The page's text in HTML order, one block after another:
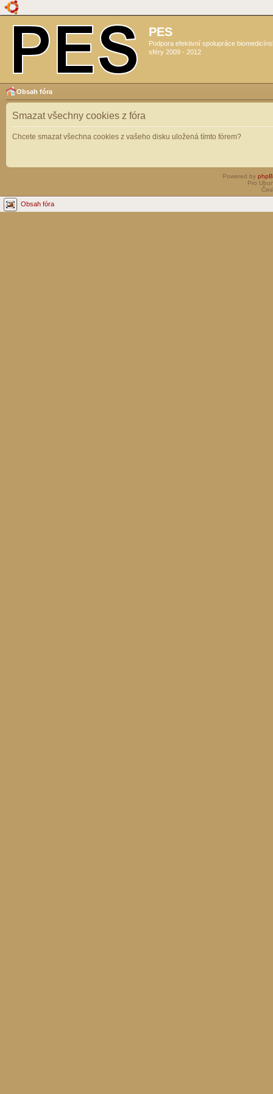
PES
Podpora efektivní spolupráce
sféry 2009 - 2012
Obsah fóra
Smazat všechny cookies z fóra
Chcete smazat všechna cookies z vašeho disku uložená tímto fórem?
Powered by
Pro
Obsah fóra